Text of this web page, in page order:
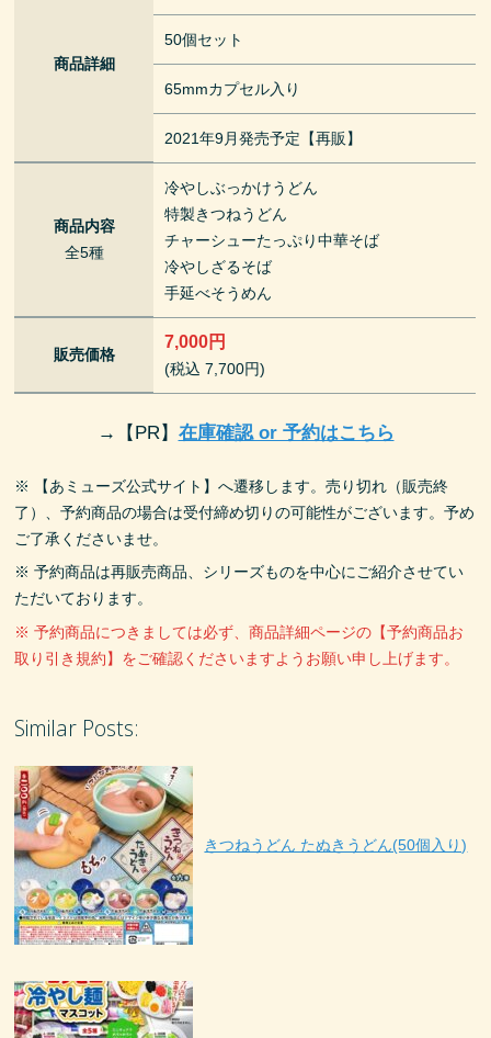
商品詳細
50個セット
65mmカプセル入り
2021年9月発売予定【再販】
商品内容
全5種
冷やしぶっかけうどん
特製きつねうどん
チャーシューたっぷり中華そば
冷やしざるそば
手延べそうめん
販売価格
7,000円
(税込 7,700円)
→ 【PR】 在庫確認 or 予約はこちら
※ 【あミューズ公式サイト】へ遷移します。売り切れ（販売終
了）、予約商品の場合は受付締め切りの可能性がございます。予め
ご了承くださいませ。
※ 予約商品は再販売商品、シリーズものを中心にご紹介させてい
ただいております。
※ 予約商品につきましては必ず、商品詳細ページの【予約商品お
取り引き規約】をご確認くださいますようお願い申し上げます。
Similar Posts:
きつねうどん たぬきうどん(50個入り)